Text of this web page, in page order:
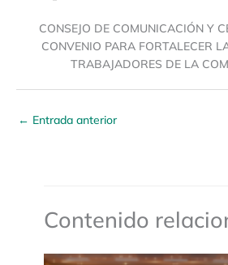
CONSEJO DE COMUNICACIÓN Y
CONVENIO PARA FORTALECER
TRABAJADORES DE LA
← Entrada anterior
Contenido